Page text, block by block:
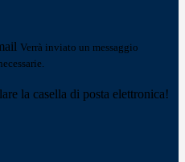
Verrà inviato un messaggio
la casella di posta elettronica!